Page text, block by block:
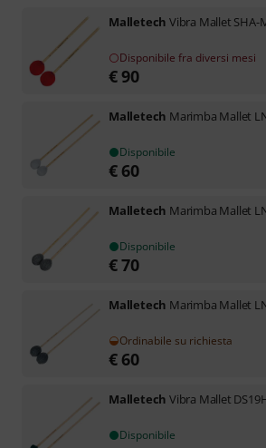
Malletech Vibra Mallet SHA-
Disponibile fra diversi mesi
€90
Malletech Marimba Mallet
Disponibile
€ 60
Malletech Marimba Mallet
Disponibile
€70
Malletech Marimba Mallet
Ordinabile su richiesta
€ 60
Malletech Vibra Mallet
Disponibile